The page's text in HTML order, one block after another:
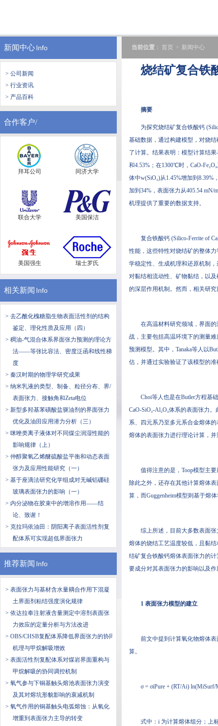
新闻中心Info
> 公司新闻
> 行业资讯
> 产品百科
合作客户/
拜耳公司 同济大学
联合大学 美国保洁
美国强生 瑞士罗氏
相关新闻 Info
> 去乙酰化槐糖脂生物表面活性剂的结构
鉴定、理化性质及应用（四）
> 稠油-气混合体系界面张力预测的理论方
法——等张比容法、密度泛函和线性梯
度
> 秦汉时期的物理学研究成果
> 纳米乳液的类型、制备、粒径分布、界/
表面张力、接触角和Zeta电位
> 新型多羟基苯磺酸盐驱油剂的界面张力
优化及油田应用潜力分析（三）
> 咪唑类离子液体对不同煤尘润湿性能的
影响规律（上）
> 仲醇聚氧乙烯醚硫酸盐平衡和动态表面
张力及应用性能研究（一）
> 基于座滴法研究化学组成对无碱铝硼硅
玻璃表面张力的影响（一）
> 内分泌物在胶束中的增溶作用——结
论、致谢！
> 克拉玛依油田：阴阳离子表面活性剂复
配体系可实现超低界面张力
推荐新闻 Info
> 表面张力与基材含水量耦合作用下混凝
土界面剂粘结强度演化规律
> 依达拉奉注射液含量测定中溶剂表面张
力效应的定量分析与方法改进
> OBS/CHSB复配体系降低界面张力的协同
机理与甲烷解吸增效
> 表面活性剂复配体系对煤岩界面重构与
甲烷解吸的协同调控机制
> 氧气参与下铜基触头熔池表面张力演变
及其对熔坑形貌影响的衰减机制
> 氧气作用的铜基触头电弧熔蚀：从氧化
增重到表面张力主导的转变
当前位置 ： 首页 > 新闻中心
烧结矿复合铁
摘要
为探究烧结矿复合铁酸钙
基础数据，通过构建模型，对烧结
了计算。结果表明：模型计算结果
和4.53%；在1300℃时，CaO-
体中w(SiO₂)从1.45%增加到8.39%
加到34%，表面张力从405.54
机理提供了重要的数据支持。
复合铁酸钙 (Silico-Ferrite of
性能，这些特性对烧结矿的整体
学稳定性、生成机理和还原机制
对黏结相流动性、矿物黏结，以
的深层作用机制。然而，相关研
在高温材料研究领域，界面
战，主要包括高温环境下的测量
预测模型。其中，Tanaka等人以
估，并通过实验验证了该模型的准
Choi等人也是在Butler方程基
CaO-SiO₂-Al₂O₃体系的表面张力
系、四元系乃至多元系合金熔体
熔体的表面张力进行理论计算，
值得注意的是，Toop模型主
除此之外，还存在其他计算熔体
算，而Guggenheim模型则基于熔
综上所述，目前大多数表面
熔体的烧结工艺温度较低，且黏
结矿复合铁酸钙熔体表面张力的
要成分对其表面张力的影响以及作
1 表面张力模型的建立
前文中提到计算氧化物熔体
算。
σ = σiPure + (RT/Ai)
式中：i 为计算熔体组分；上